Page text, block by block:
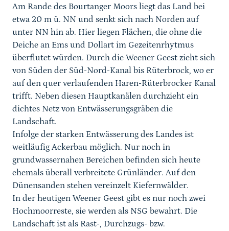
Am Rande des Bourtanger Moors liegt das Land bei
etwa 20 m ü. NN und senkt sich nach Norden auf
unter NN hin ab. Hier liegen Flächen, die ohne die
Deiche an Ems und Dollart im Gezeitenrhytmus
überflutet würden. Durch die Weener Geest zieht sich
von Süden der Süd-Nord-Kanal bis Rüterbrock, wo er
auf den quer verlaufenden Haren-Rüterbrocker Kanal
trifft. Neben diesen Hauptkanälen durchzieht ein
dichtes Netz von Entwässerungsgräben die
Landschaft.
Infolge der starken Entwässerung des Landes ist
weitläufig Ackerbau möglich. Nur noch in
grundwassernahen Bereichen befinden sich heute
ehemals überall verbreitete Grünländer. Auf den
Dünensanden stehen vereinzelt Kiefernwälder.
In der heutigen Weener Geest gibt es nur noch zwei
Hochmoorreste, sie werden als NSG bewahrt. Die
Landschaft ist als Rast-, Durchzugs- bzw.